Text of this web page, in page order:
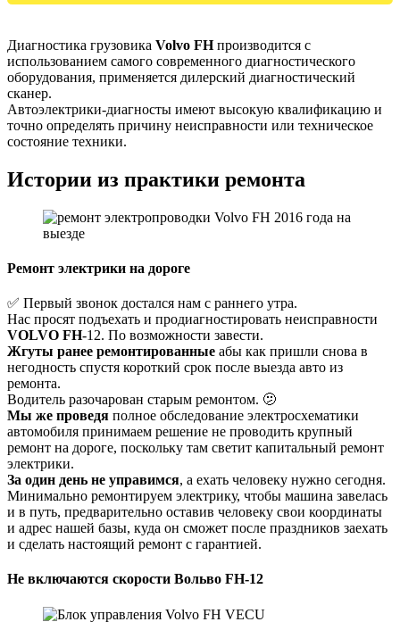
Диагностика грузовика Volvo FHпроизводится с
использованием самого современного диагностического
оборудования, применяется дилерский диагностический
сканер.
Автоэлектрики-диагносты имеют высокую квалификацию и
точно определять причину неисправности или техническое
состояние техники.
Истории из практики ремонта
Ремонт электрики на дороге
✅ Первый звонок достался нам с раннего утра.
Нас просят подъехать и продиагностировать неисправности
VOLVO FH-12. По возможности завести.
Жгуты ранее ремонтированные абы как пришли снова в
негодность спустя короткий срок после выезда авто из
ремонта.
Водитель разочарован старым ремонтом. 🫤
Мы же проведя полное обследование электросхематики
автомобиля принимаем решение не проводить крупный
ремонт на дороге, поскольку там светит капитальный ремонт
электрики.
За один день не управимся, а ехать человеку нужно сегодня.
Минимально ремонтируем электрику, чтобы машина завелась
и в путь, предварительно оставив человеку свои координаты
и адрес нашей базы, куда он сможет после праздников заехать
и сделать настоящий ремонт с гарантией.
Не включаются скорости Вольво FH-12